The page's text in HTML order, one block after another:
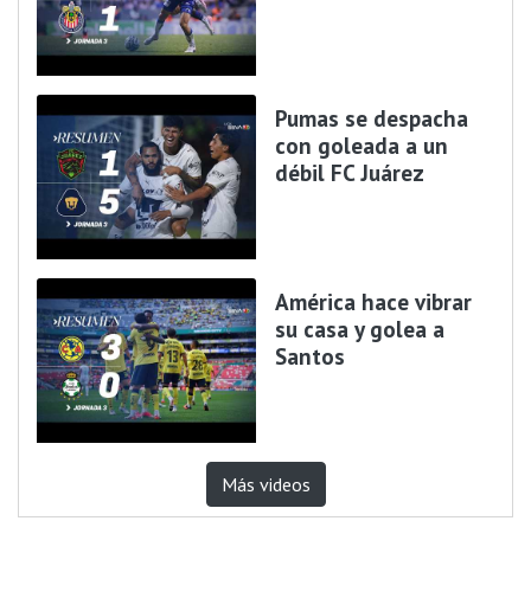
Pumas se despacha
con goleada a un
débil FC Juárez
América hace vibrar
su casa y golea a
Santos
Más videos